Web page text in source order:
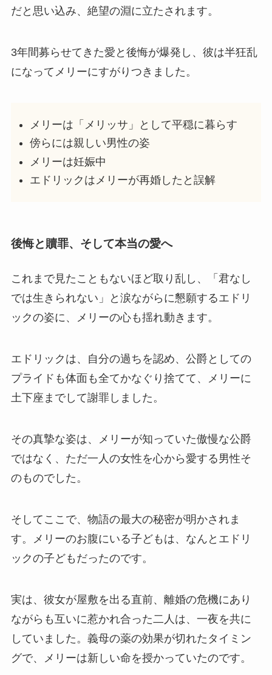
だと思い込み、絶望の淵に立たされます。
3年間募らせてきた愛と後悔が爆発し、彼は半狂乱
になってメリーにすがりつきました。
メリーは「メリッサ」として平穏に暮らす
傍らには親しい男性の姿
メリーは妊娠中
エドリックはメリーが再婚したと誤解
後悔と贖罪、そして本当の愛へ
これまで見たこともないほど取り乱し、「君なし
では生きられない」と涙ながらに懇願するエドリ
ックの姿に、メリーの心も揺れ動きます。
エドリックは、自分の過ちを認め、公爵としての
プライドも体面も全てかなぐり捨てて、メリーに
土下座までして謝罪しました。
その真摯な姿は、メリーが知っていた傲慢な公爵
ではなく、ただ一人の女性を心から愛する男性そ
のものでした。
そしてここで、物語の最大の秘密が明かされま
す。メリーのお腹にいる子どもは、なんとエドリ
ックの子どもだったのです。
実は、彼女が屋敷を出る直前、離婚の危機にあり
ながらも互いに惹かれ合った二人は、一夜を共に
していました。義母の薬の効果が切れたタイミン
グで、メリーは新しい命を授かっていたのです。